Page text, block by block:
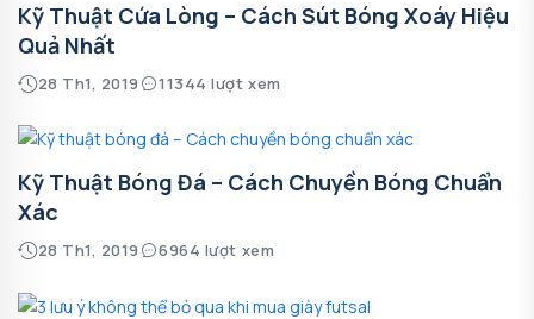
Kỹ Thuật Cứa Lòng – Cách Sút Bóng Xoáy Hiệu
Quả Nhất
28 Th1, 2019 11344 lượt xem
Kỹ Thuật Bóng Đá – Cách Chuyền Bóng Chuẩn
Xác
28 Th1, 2019 6964 lượt xem